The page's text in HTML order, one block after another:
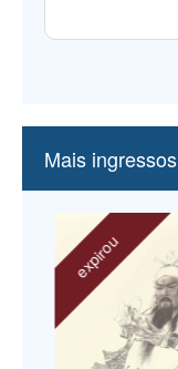
Mais ingressos
expirou